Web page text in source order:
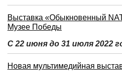
Выставка «Обыкновенный
Музее Победы
С 22 июня до 31 июля 2022
Новая мультимедийная